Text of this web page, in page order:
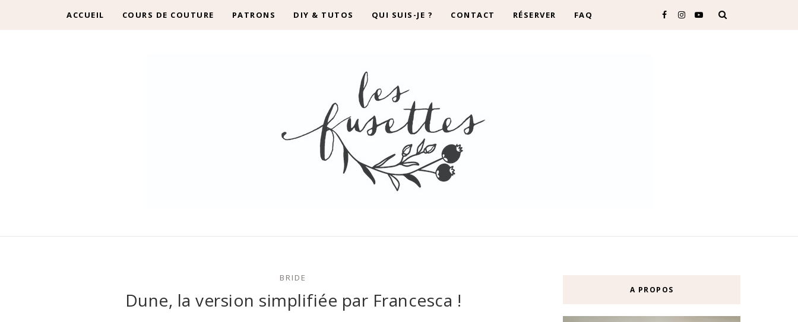
ACCUEIL COURS DE COUTURE PATRONS DIY & TUTOS QUI SUIS-JE ? CONTACT RÉSERVER FAQ
BRIDE
Dune, la version simplifiée par Francesca ! A PROPOS